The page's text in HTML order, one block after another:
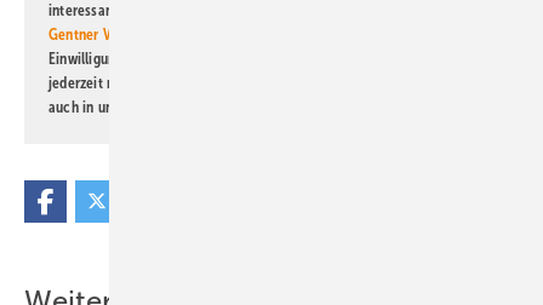
interessante Verlags- und Online-Angebote
Gentner Verlag GmbH & Co. KG
Einwilligung kann ich jederzeit widerrufen und eine Abmeldung ist
jederzeit möglich. Informationen zum Umgang mit Daten finden Sie
auch in unserer